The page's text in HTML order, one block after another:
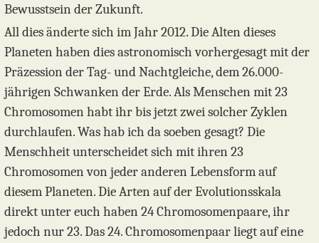
Bewusstsein der Zukunft.
All dies änderte sich im Jahr 2012. Die Alten dieses
Planeten haben dies astronomisch vorhergesagt mit der
Präzession der Tag- und Nachtgleiche, dem 26.000-
jährigen Schwanken der Erde. Als Menschen mit 23
Chromosomen habt ihr bis jetzt zwei solcher Zyklen
durchlaufen. Was hab ich da soeben gesagt? Die
Menschheit unterscheidet sich mit ihren 23
Chromosomen von jeder anderen Lebensform auf
diesem Planeten. Die Arten auf der Evolutionsskala
direkt unter euch haben 24 Chromosomenpaare, ihr
jedoch nur 23. Das 24. Chromosomenpaar liegt auf eine